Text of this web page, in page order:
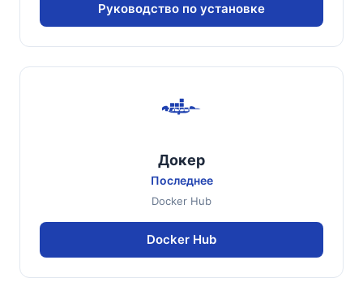
Руководство по установке
Докер
Последнее
Docker Hub
Docker Hub